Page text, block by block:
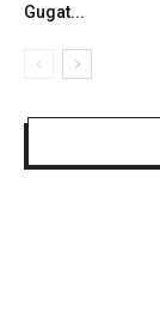
Gugat...